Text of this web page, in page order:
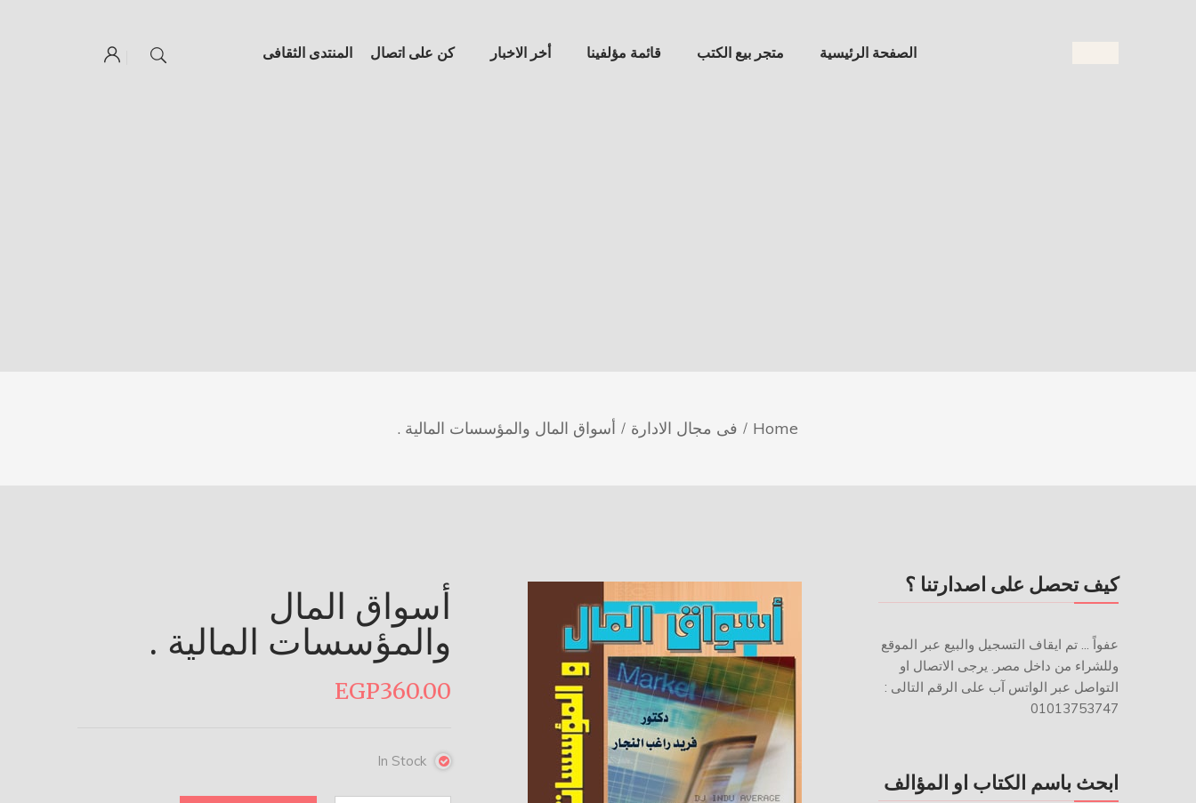
الصفحة الرئيسية متجر بيع الكتب قائمة مؤلفينا أخر الاخبار كن على اتصال المنتدى الثقافى
Home فى مجال الادارة أسواق المال والمؤسسات المالية .
كيف تحصل على اصدارتنا ؟
عفواً ... تم ايقاف التسجيل والبيع عبر الموقع
وللشراء من داخل مصر. يرجى الاتصال او
التواصل عبر الواتس آب على الرقم التالى :
01013753747
ابحث باسم الكتاب او المؤالف
أسواق المال
والمؤسسات المالية .
EGP360.00
In Stock